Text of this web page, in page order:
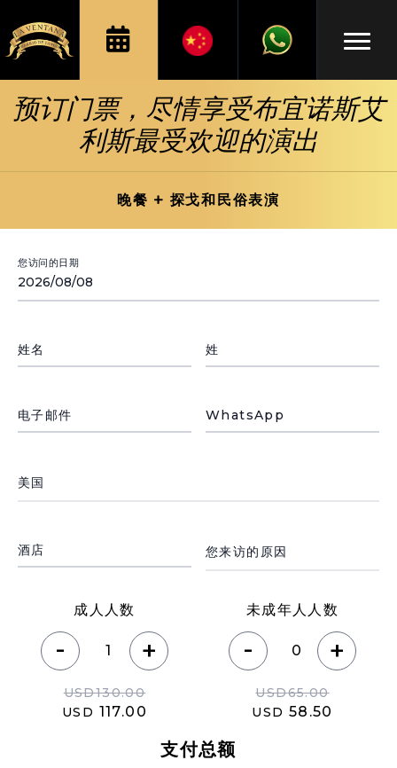
预订门票，尽情享受布宜诺斯艾
利斯最受欢迎的演出
晚餐 + 探戈和民俗表演
您访问的日期
姓名 姓
电子邮件 WhatsApp
País de residencia
酒店 Motivo de su visita
成人人数
- +
USD130.00
USD 117.00
未成年人人数
- +
USD65.00
USD 58.50
支付总额